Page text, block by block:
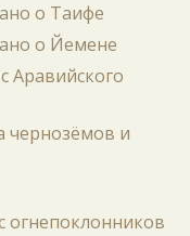
о Таифе
о Йемене
Аравийского
чернозёмов и
огнепоклонников